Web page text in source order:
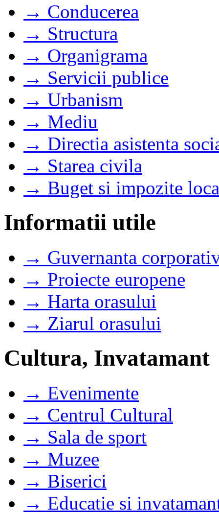
→ Conducerea
→ Structura
→ Organigrama
→ Servicii publice
→ Urbanism
→ Mediu
→ Directia asistenta
→ Starea civila
→ Buget si impozite
Informatii utile
→ Guvernanta
→ Proiecte europene
→ Harta orasului
→ Ziarul orasului
Cultura, Invatamant
→ Evenimente
→ Centrul Cultural
→ Sala de sport
→ Muzee
→ Biserici
→ Educatie si